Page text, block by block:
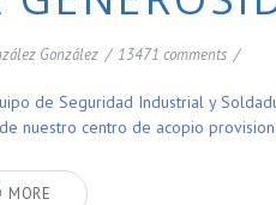
González / 13471 comments /
de Seguridad Industrial y
nuestro centro de acopio
MORE